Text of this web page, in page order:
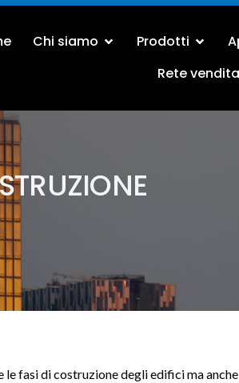
Chi siamo Prodotti
Rete vendita
fasi di costruzione degli edifici ma